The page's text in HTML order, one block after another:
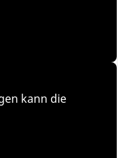
kann die